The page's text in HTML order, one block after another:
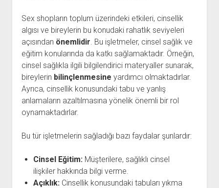
Sex shopların toplum üzerindeki etkileri, cinsellik
algısı ve bireylerin bu konudaki rahatlık seviyeleri
açısından önemlidir. Bu işletmeler, cinsel sağlık ve
eğitim konularında da katkı sağlamaktadır. Örneğin,
cinsel sağlıkla ilgili bilgilendirici materyaller sunarak,
bireylerin bilinçlenmesine yardımcı olmaktadırlar.
Ayrıca, cinsellik konusundaki tabu ve yanlış
anlamaların azaltılmasına yönelik önemli bir rol
oynamaktadırlar.
Bu tür işletmelerin sağladığı bazı faydalar şunlardır:
Cinsel Eğitim:Müşterilere, sağlıklı cinsel
ilişkiler hakkında bilgi verme.
Açıklık:Cinsellik konusundaki tabuları yıkma